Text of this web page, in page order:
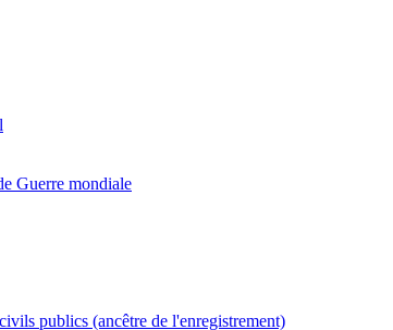
Guerre mondiale
publics (ancêtre de l'enregistrement)